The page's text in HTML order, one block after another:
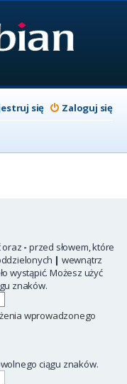
Zaloguj się
się
oraz - przed słowem, które
| wewnątrz
wystąpić. Możesz użyć
znaków.
wprowadzonego
ciągu znaków.